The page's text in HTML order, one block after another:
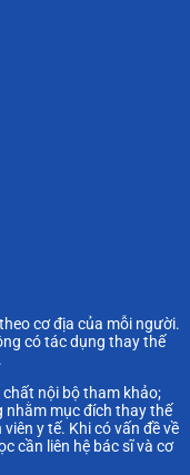
cơ địa của mỗi người.
có tác dụng thay thế
nội bộ tham khảo;
nhằm mục đích thay thế
y tế. Khi có vấn đề về
cần liên hệ bác sĩ và cơ